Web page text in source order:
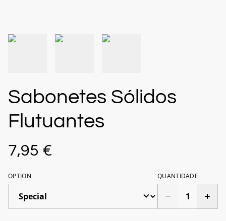
Sabonetes Sólidos
Flutuantes
7,95 €
OPTION QUANTIDADE